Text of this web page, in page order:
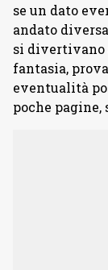
se un dato
andato
si divertivano
fantasia,
eventualità
poche pagine,